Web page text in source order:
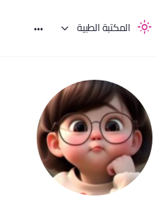
المكتبة الطبية